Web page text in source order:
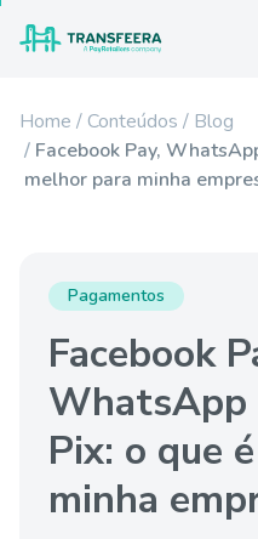
Home Conteúdos
Blog
Facebook Pay,
melhor para minha
Pagamentos
Facebook
WhatsApp
Pix: o que
minha